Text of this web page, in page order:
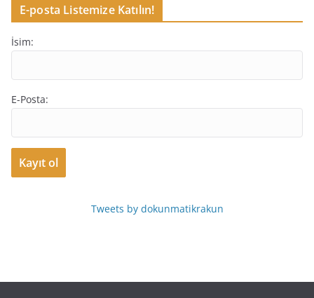
E-posta Listemize Katılın!
İsim:
E-Posta:
Tweets by dokunmatikrakun